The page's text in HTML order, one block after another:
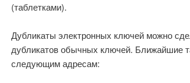
(таблетками).
Дубликаты электронных ключей можно
дубликатов обычных ключей. Ближайшие
следующим адресам: